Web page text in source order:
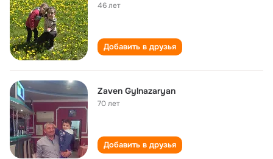
46 лет
Добавить в друзья
Zaven Gylnazaryan
70 лет
Добавить в друзья